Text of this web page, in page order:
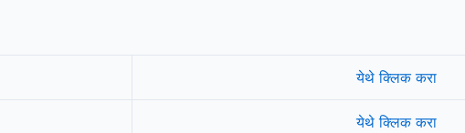
येथे क्लिक करा
येथे क्लिक करा